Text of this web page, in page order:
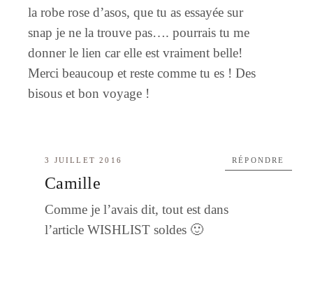
la robe rose d’asos, que tu as essayée sur
snap je ne la trouve pas…. pourrais tu me
donner le lien car elle est vraiment belle!
Merci beaucoup et reste comme tu es ! Des
bisous et bon voyage !
3 JUILLET 2016
Camille
Comme je l’avais dit, tout est dans
l’article WISHLIST soldes 🙂
RÉPONDRE